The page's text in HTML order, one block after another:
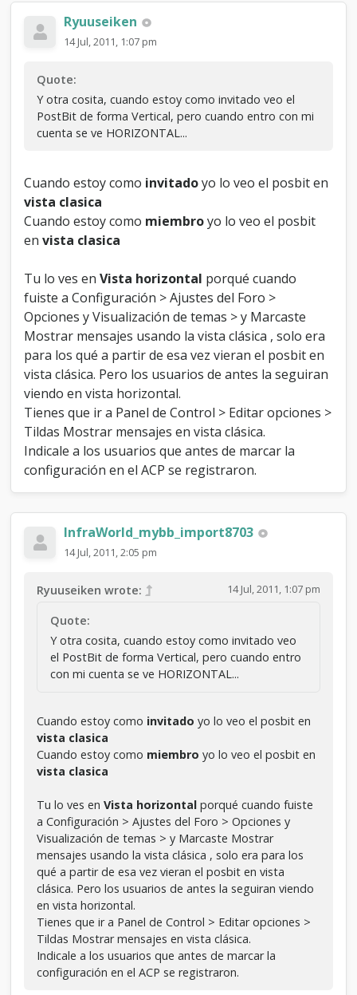
Ryuuseiken
14 Jul, 2011, 1:07 pm
Quote:
Y otra cosita, cuando estoy como invitado veo el
PostBit de forma Vertical, pero cuando entro con mi
cuenta se ve HORIZONTAL...
Cuando estoy como invitadoyo lo veo el posbit en
vista clasica
Cuando estoy como miembroyo lo veo el posbit
envista clasica
Tu lo ves enVista horizontal porqué cuando
fuiste a Configuración > Ajustes del Foro >
Opciones y Visualización de temas > y Marcaste
Mostrar mensajes usando la vista clásica , solo era
para los qué a partir de esa vez vieran el posbit en
vista clásica. Pero los usuarios de antes la seguiran
viendo en vista horizontal.
Tienes que ir a Panel de Control > Editar opciones >
Tildas Mostrar mensajes en vista clásica.
Indicale a los usuarios que antes de marcar la
configuración en el ACP se registraron.
InfraWorld_mybb_import8703
14 Jul, 2011, 2:05 pm
14 Jul, 2011, 1:07 pm
Ryuuseiken wrote:
Quote:
Y otra cosita, cuando estoy como invitado veo
el PostBit de forma Vertical, pero cuando entro
con mi cuenta se ve HORIZONTAL...
Cuando estoy como invitado yo lo veo el posbit en
vista clasica
Cuando estoy como miembro yo lo veo el posbit en
vista clasica
Tu lo ves enVista horizontal porqué cuando fuiste
a Configuración > Ajustes del Foro > Opciones y
Visualización de temas > y Marcaste Mostrar
mensajes usando la vista clásica , solo era para los
qué a partir de esa vez vieran el posbit en vista
clásica. Pero los usuarios de antes la seguiran viendo
en vista horizontal.
Tienes que ir a Panel de Control > Editar opciones >
Tildas Mostrar mensajes en vista clásica.
Indicale a los usuarios que antes de marcar la
configuración en el ACP se registraron.